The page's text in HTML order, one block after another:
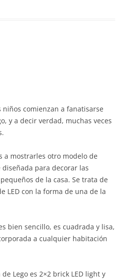
niños comienzan a fanatisarse
y a decir verdad, muchas veces
a mostrarles otro modelo de
para decorar las
de la casa. Se trata de
LED con la forma de una de la
bien sencillo, es cuadrada y lisa,
a cualquier habitación
Lego es 2×2 brick LED light y